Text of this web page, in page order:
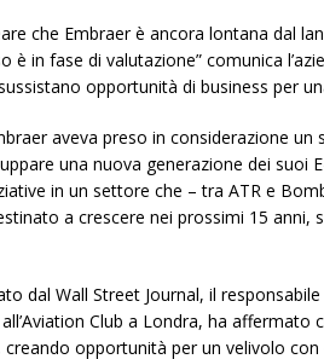
che Embraer è ancora lontana dal
è in fase di valutazione” comunica
opportunità di business per
aveva preso in considerazione
una nuova generazione dei suoi
in un settore che – tra ATR e
a crescere nei prossimi 15
dal Wall Street Journal, il
Club a Londra, ha
opportunità per un velivolo